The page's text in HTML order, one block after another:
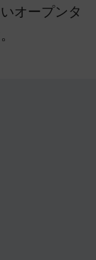
オープンタ